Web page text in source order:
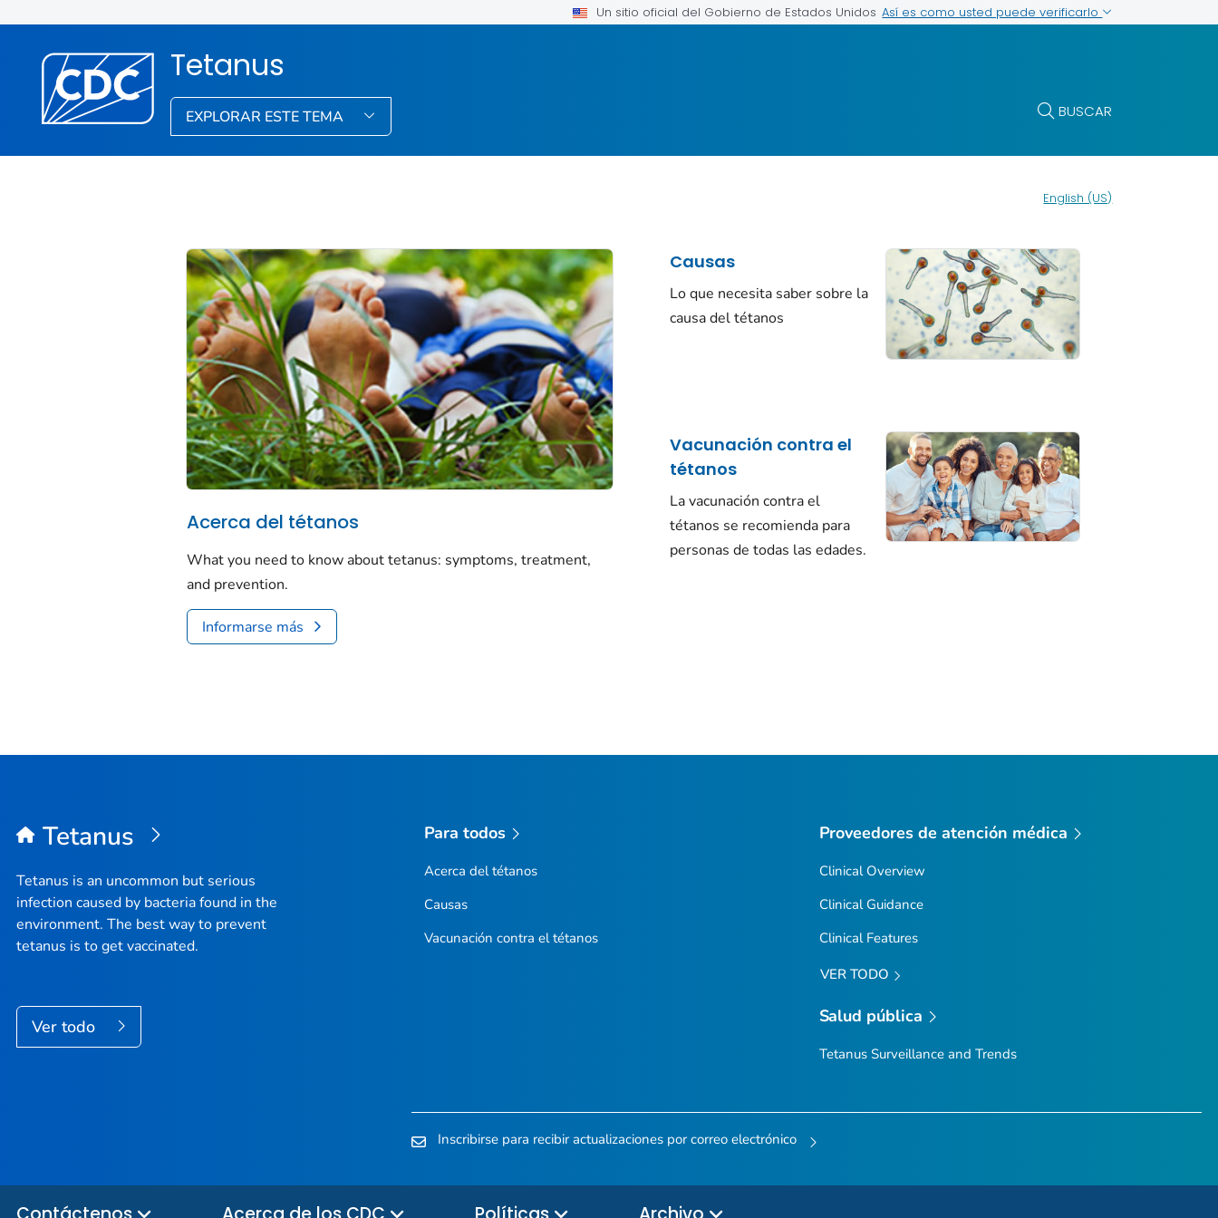
Un sitio oficial del Gobierno de Estados Unidos Así es como usted puede verificarlo
Tetanus
EXPLORAR ESTE TEMA BUSCAR
English (US)
Acerca del tétanos
What you need to know about tetanus: symptoms, treatment,
and prevention.
Informarse más
Causas
Lo que necesita saber sobre la
causa del tétanos
Vacunación contra el
tétanos
La vacunación contra el
tétanos se recomienda para
personas de todas las edades.
Tetanus
Tetanus is an uncommon but serious
infection caused by bacteria found in the
environment. The best way to prevent
tetanus is to get vaccinated.
Ver todo
Para todos
Acerca del tétanos
Causas
Vacunación contra el tétanos
Proveedores de atención médica
Clinical Overview
Clinical Guidance
Clinical Features
VER TODO
Salud pública
Tetanus Surveillance and Trends
Inscribirse para recibir actualizaciones por correo electrónico